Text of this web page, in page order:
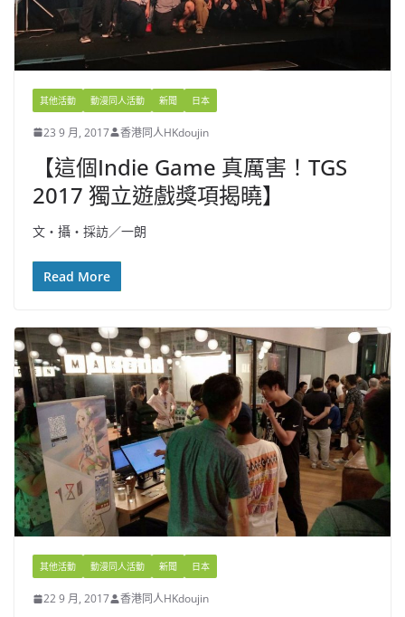
其他活動 動漫同人活動 新聞 日本
23 9 月, 2017 香港同人HKdoujin
【這個Indie Game 真厲害！TGS
2017 獨立遊戲獎項揭曉】
文・攝・採訪／一朗
Read More
其他活動 動漫同人活動 新聞 日本
22 9 月, 2017 香港同人HKdoujin